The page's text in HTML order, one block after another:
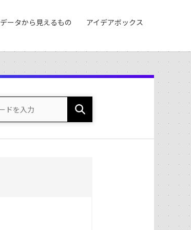
データから見えるもの アイデアボックス